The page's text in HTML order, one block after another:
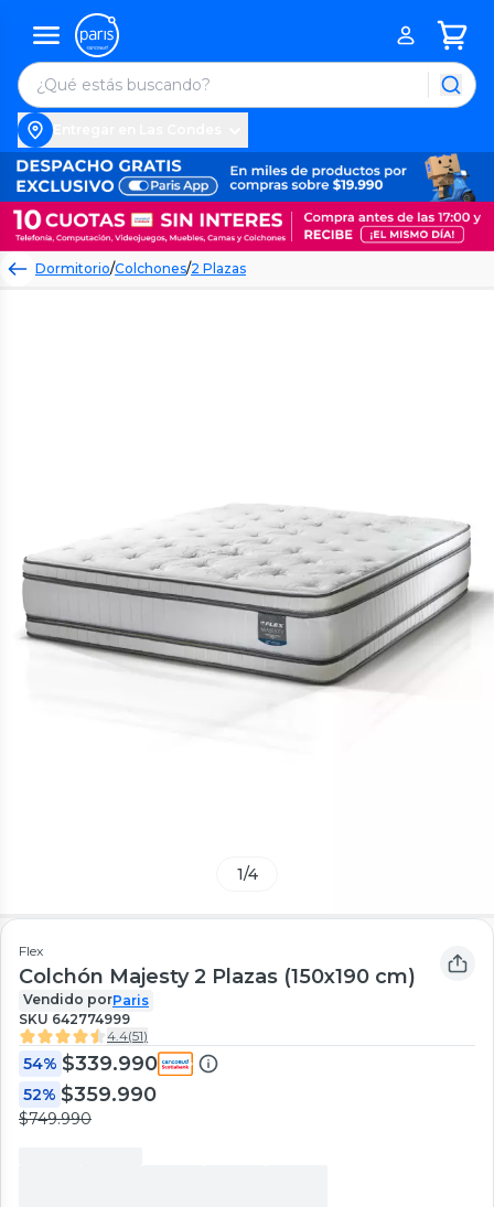
Dormitorio/Colchones/2 Plazas
1/4
Flex
Colchón Majesty 2 Plazas (150x190 cm)
Vendido porParis
SKU 642774999
4.4(51)
54% $339.990
52% $359.990
$749.990